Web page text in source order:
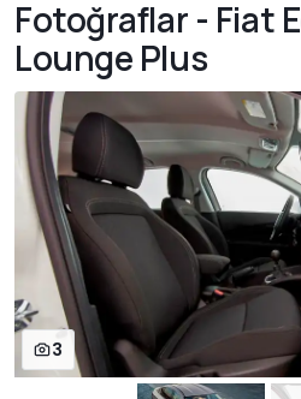
Fotoğraflar - Fiat
Lounge Plus
3